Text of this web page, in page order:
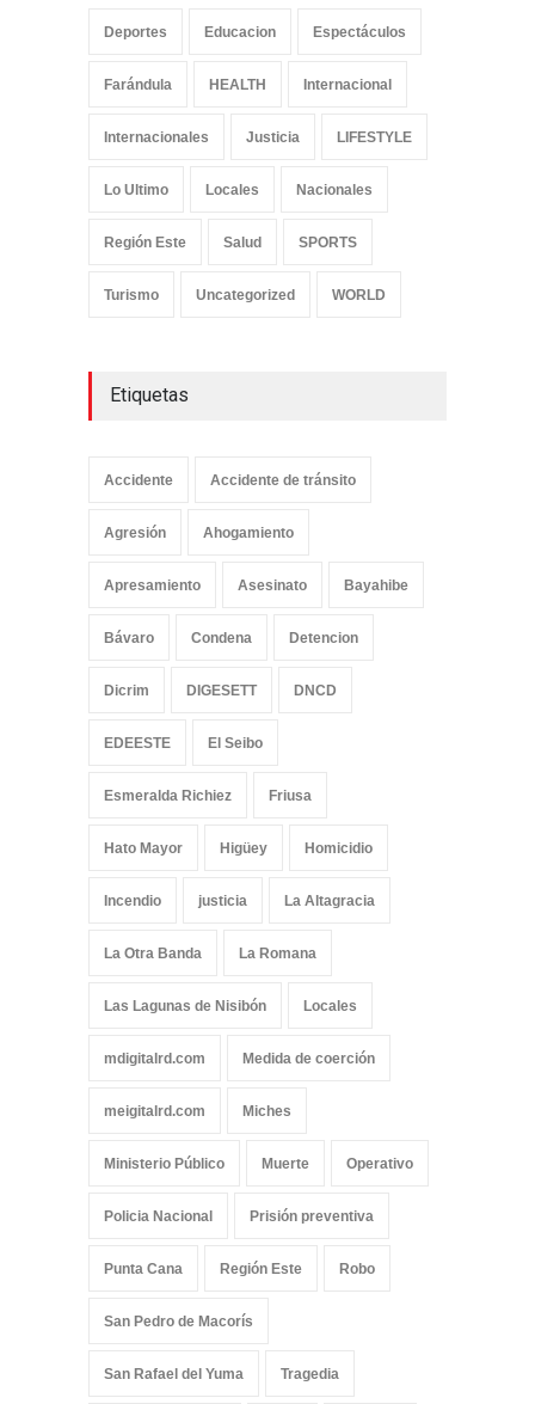
Deportes Educacion Espectáculos
Farándula HEALTH Internacional
Internacionales Justicia LIFESTYLE
Lo Ultimo Locales Nacionales
Región Este Salud SPORTS
Turismo Uncategorized WORLD
Etiquetas
Accidente Accidente de tránsito
Agresión Ahogamiento
Apresamiento Asesinato Bayahibe
Bávaro Condena Detencion
Dicrim DIGESETT DNCD
EDEESTE El Seibo
Esmeralda Richiez Friusa
Hato Mayor Higüey Homicidio
Incendio justicia La Altagracia
La Otra Banda La Romana
Las Lagunas de Nisibón Locales
mdigitalrd.com Medida de coerción
meigitalrd.com Miches
Ministerio Público Muerte Operativo
Policia Nacional Prisión preventiva
Punta Cana Región Este Robo
San Pedro de Macorís
San Rafael del Yuma Tragedia